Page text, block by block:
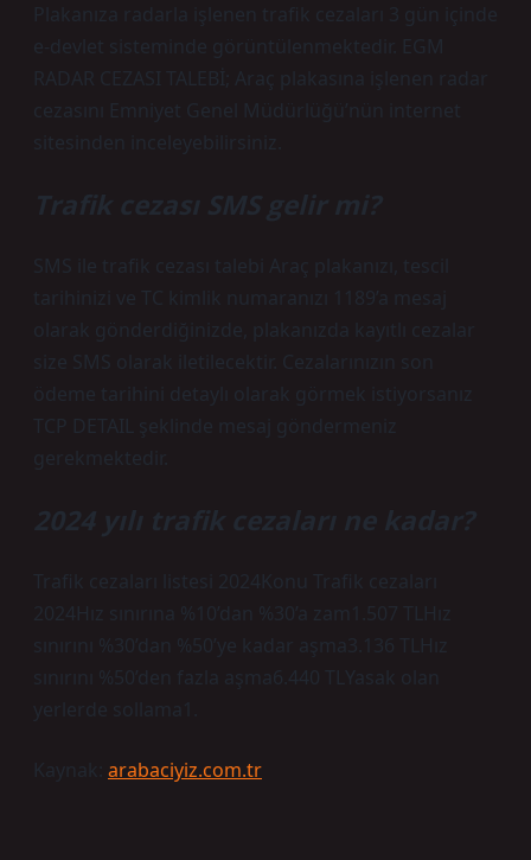
Plakanıza radarla işlenen trafik cezaları 3 gün içinde
e-devlet sisteminde görüntülenmektedir. EGM
RADAR CEZASI TALEBİ; Araç plakasına işlenen radar
cezasını Emniyet Genel Müdürlüğü’nün internet
sitesinden inceleyebilirsiniz.
Trafik cezası SMS gelir mi?
SMS ile trafik cezası talebi Araç plakanızı, tescil
tarihinizi ve TC kimlik numaranızı 1189’a mesaj
olarak gönderdiğinizde, plakanızda kayıtlı cezalar
size SMS olarak iletilecektir. Cezalarınızın son
ödeme tarihini detaylı olarak görmek istiyorsanız
TCP DETAIL şeklinde mesaj göndermeniz
gerekmektedir.
2024 yılı trafik cezaları ne kadar?
Trafik cezaları listesi 2024Konu Trafik cezaları
2024Hız sınırına %10’dan %30’a zam1.507 TLHız
sınırını %30’dan %50’ye kadar aşma3.136 TLHız
sınırını %50’den fazla aşma6.440 TLYasak olan
yerlerde sollama1.
Kaynak: arabaciyiz.com.tr